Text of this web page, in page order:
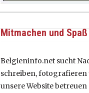
Mitmachen und
Belgieninfo.net sucht
schreiben,
unsere Website